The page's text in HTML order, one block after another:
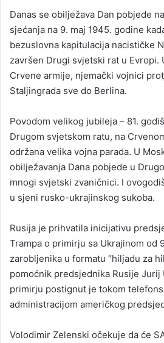
Danas se obilježava Dan pobjede
sjećanja na 9. maj 1945. godine
bezuslovna kapitulacija nacističke
završen Drugi svjetski rat u Evropi.
Crvene armije, njemački vojnici
Staljingrada sve do Berlina.
Povodom velikog jubileja – 81.
Drugom svjetskom ratu, na
održana velika vojna parada. U
obilježavanja Dana pobjede u
mnogi svjetski zvaničnici. I
u sjeni rusko-ukrajinskog sukoba.
Rusija je prihvatila inicijativu
Trampa o primirju sa Ukrajinom od
zarobljenika u formatu “hiljadu za
pomoćnik predsjednika Rusije Jurij
primirju postignut je tokom
administracijom američkog
Volodimir Zelenski očekuje da će